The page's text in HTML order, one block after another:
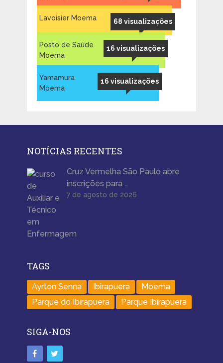
68 visualizações
Lavoisier Moema
16 visualizações
Posto de Saúde
Moema
16 visualizações
Yamamura
Moema
NOTÍCIAS RECENTES
Cruz Vermelha São Paulo abre
inscrições para …
7 de agosto de 2026
TAGS
Ayrton Senna Ibirapuera
Moema
Parque do Ibirapuera
Parque Ibirapuera
SIGA-NOS